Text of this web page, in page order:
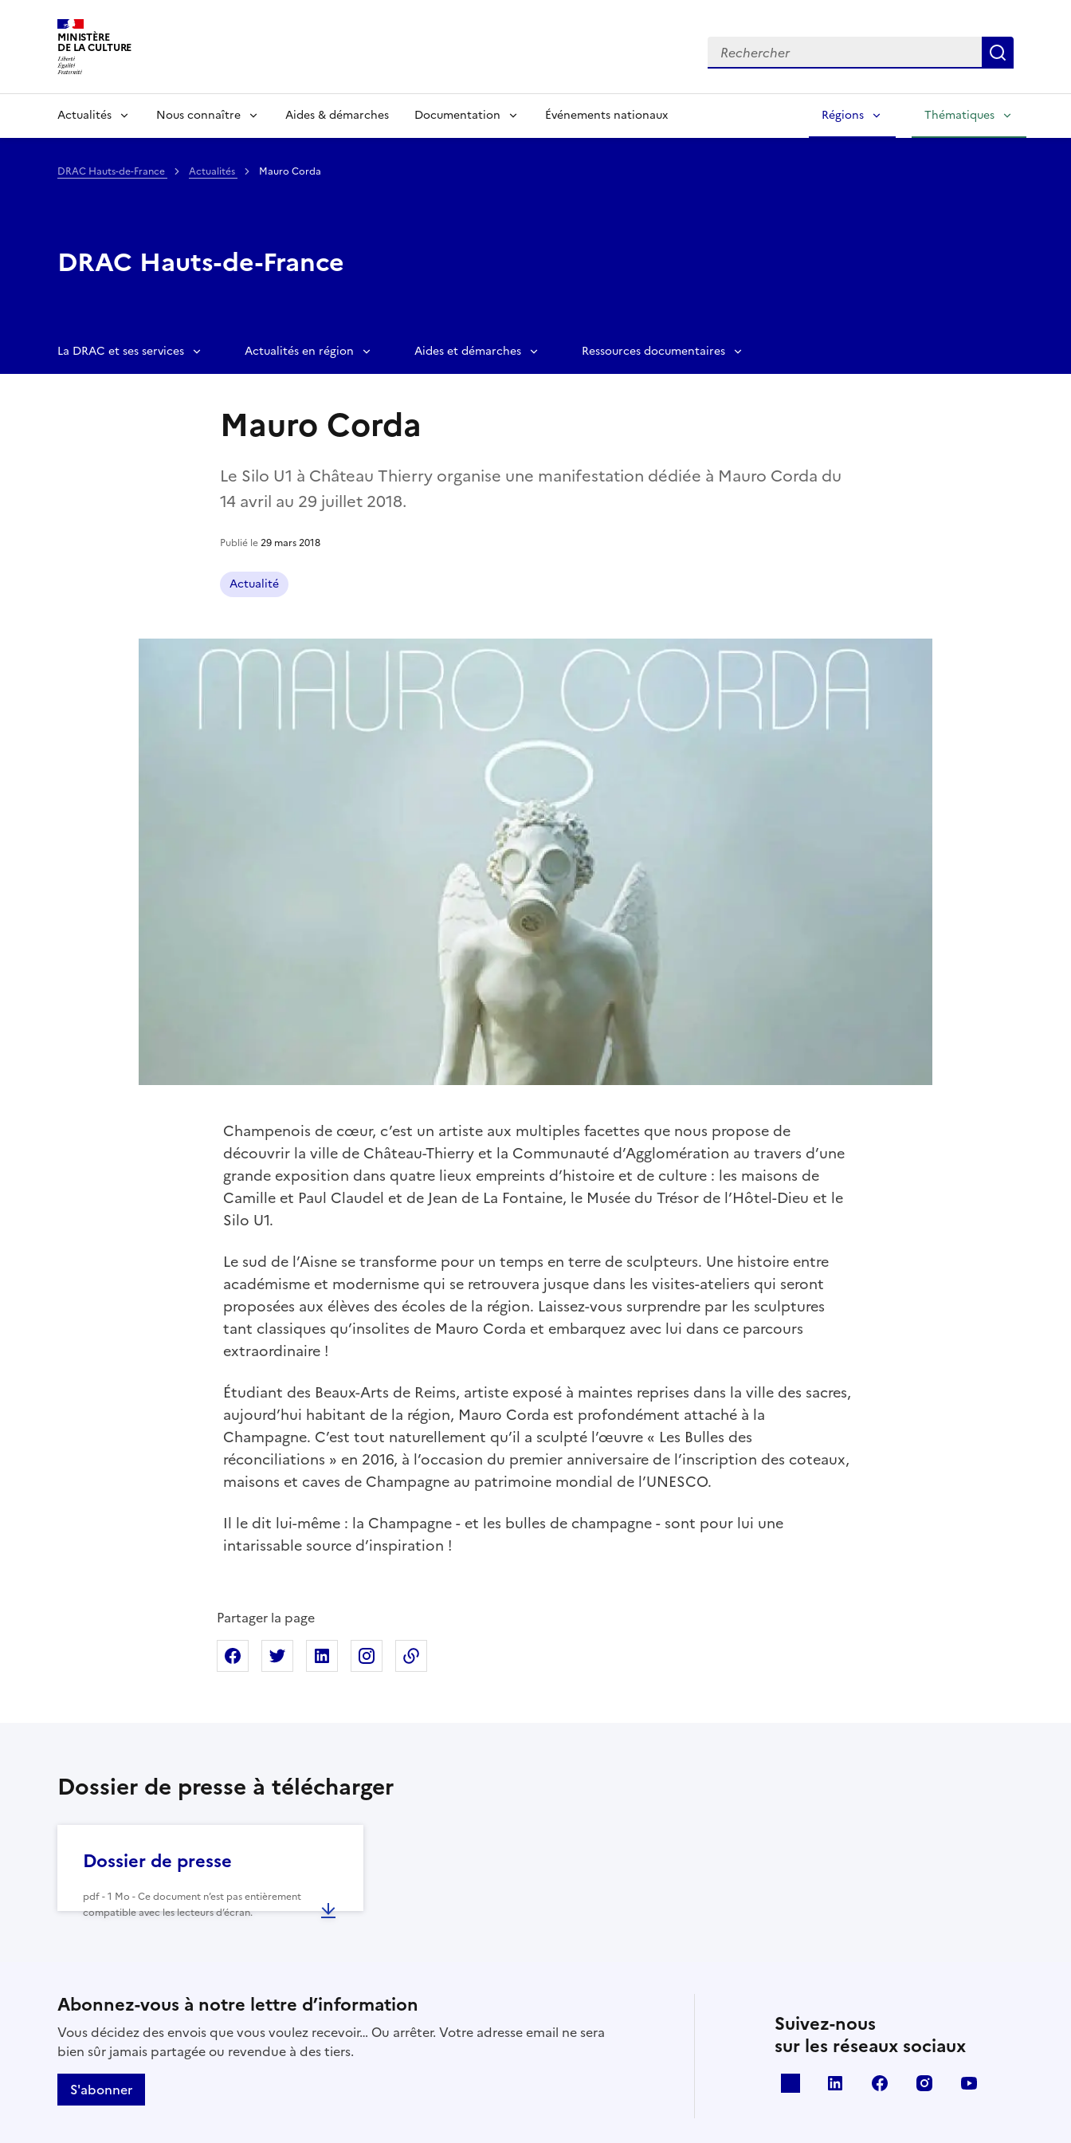
MINISTÈRE
DE LA CULTURE Rechercher
Actualités Nous connaître Aides & démarches Documentation Événements nationaux Régions Thématiques
DRAC Hauts-de-France Actualités Mauro Corda
DRAC Hauts-de-France
La DRAC et ses services Actualités en région Aides et démarches Ressources documentaires
Mauro Corda
Le Silo U1 à Château Thierry organise une manifestation dédiée à Mauro Corda du
14 avril au 29 juillet 2018.
Publié le29 mars 2018
Actualité
Champenois de cœur, c’est un artiste aux multiples facettes que nous propose de
découvrir la ville de Château-Thierry et la Communauté d’Agglomération au travers d’une
grande exposition dans quatre lieux empreints d’histoire et de culture : les maisons de
Camille et Paul Claudel et de Jean de La Fontaine, le Musée du Trésor de l’Hôtel-Dieu et le
Silo U1.
Le sud de l’Aisne se transforme pour un temps en terre de sculpteurs. Une histoire entre
académisme et modernisme qui se retrouvera jusque dans les visites-ateliers qui seront
proposées aux élèves des écoles de la région. Laissez-vous surprendre par les sculptures
tant classiques qu’insolites de Mauro Corda et embarquez avec lui dans ce parcours
extraordinaire !
Étudiant des Beaux-Arts de Reims, artiste exposé à maintes reprises dans la ville des sacres,
aujourd’hui habitant de la région, Mauro Corda est profondément attaché à la
Champagne. C’est tout naturellement qu’il a sculpté l’œuvre « Les Bulles des
réconciliations » en 2016, à l’occasion du premier anniversaire de l’inscription des coteaux,
maisons et caves de Champagne au patrimoine mondial de l’UNESCO.
Il le dit lui-même : la Champagne - et les bulles de champagne - sont pour lui une
intarissable source d’inspiration !
Partager la page
Partager sur Facebook
Partager sur XPartager sur Linkedin
Partager sur Instagram
Dossier de presse à télécharger
Dossier de presse
pdf - 1 Mo - Ce document n’est pas entièrement
compatible avec les lecteurs d’écran.
Abonnez-vous à notre lettre d’information
Vous décidez des envois que vous voulez recevoir… Ou arrêter. Votre adresse email ne sera
bien sûr jamais partagée ou revendue à des tiers.
S'abonner
Suivez-nous
sur les réseaux sociaux
linkedin facebook instagram